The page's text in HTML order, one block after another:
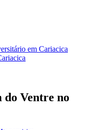
em Cariacica
do Ventre no